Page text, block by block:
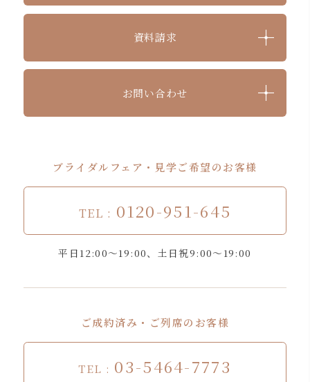
資料請求
お問い合わせ
ブライダルフェア・見学ご希望のお客様
TEL : 0120-951-645
平日12:00～19:00、土日祝9:00～19:00
ご成約済み・ご列席のお客様
TEL : 03-5464-7773